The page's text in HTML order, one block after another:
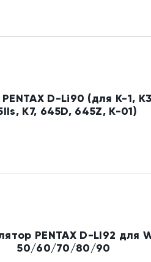
D-Li90 (для К-1,
K7, 645D, 645Z, K-01)
PENTAX D-LI92 для
50/60/70/80/90